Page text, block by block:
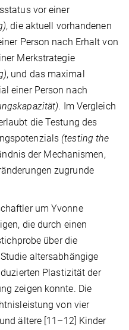
vor einer
, die aktuell vorhandenen
Person nach Erhalt von
Merkstrategie
, und das maximal
einer Person nach
. Im Vergleich
die Testung des
(testing the
der Mechanismen,
zugrunde
um Yvonne
die durch einen
über die
altersabhängige
Plastizität der
zeigen konnte. Die
von vier
ältere [11–12] Kinder